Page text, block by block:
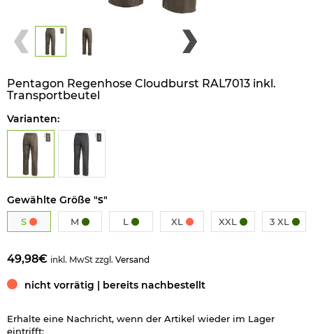
Pentagon Regenhose Cloudburst RAL7013 inkl.
Transportbeutel
Varianten:
Gewählte Größe "S"
S M L XL XXL 3 XL
49,98€ inkl. MwSt zzgl. Versand
nicht vorrätig | bereits nachbestellt
Erhalte eine Nachricht, wenn der Artikel wieder im Lager
eintrifft: